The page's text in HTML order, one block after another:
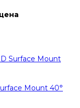
Mount 40°